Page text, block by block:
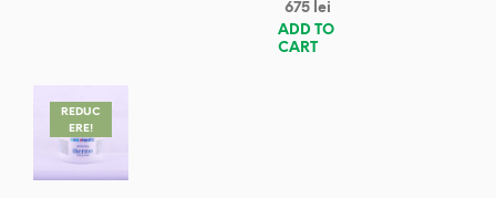
675 lei
ADD TO
CART
REDUC
ERE!